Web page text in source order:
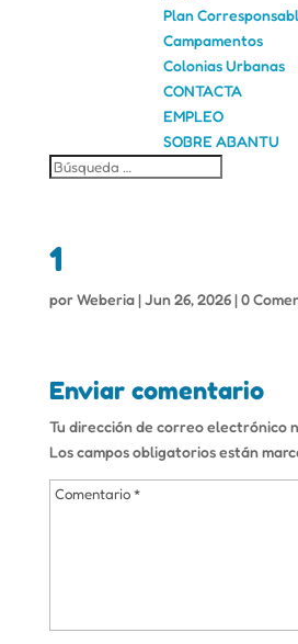
Plan
Campamentos
Colonias Urbanas
CONTACTA
EMPLEO
SOBRE ABANTU
1
porWeberia|Jun 26, 2026|0
Enviar comentario
Tu dirección de correo electrónico
Los campos obligatorios están